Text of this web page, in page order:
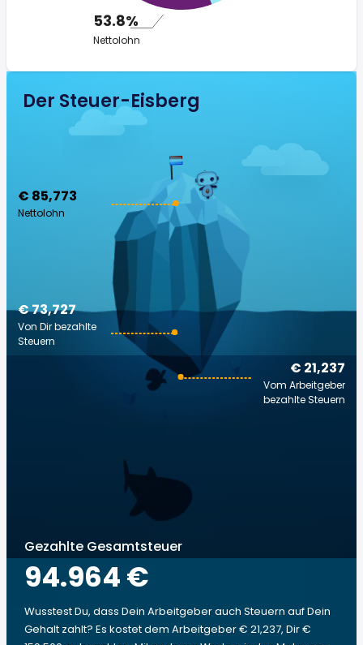
53.8%
Nettolohn
Der Steuer-Eisberg
€ 85,773
Nettolohn
€ 21,237
Vom Arbeitgeber
bezahlte Steuern
€ 73,727
Von Dir bezahlte
Steuern
Gezahlte Gesamtsteuer
94.964 €
Wusstest Du, dass Dein Arbeitgeber auch Steuern auf Dein
Gehalt zahlt? Es kostet dem Arbeitgeber € 21,237, Dir €